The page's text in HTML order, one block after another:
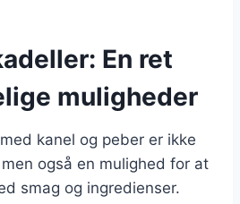
En ret
muligheder
kanel og peber er ikke
også en mulighed for at
smag og ingredienser.